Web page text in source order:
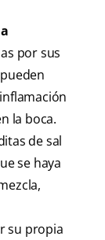
por sus
la boca.
de sal
se haya
su propia